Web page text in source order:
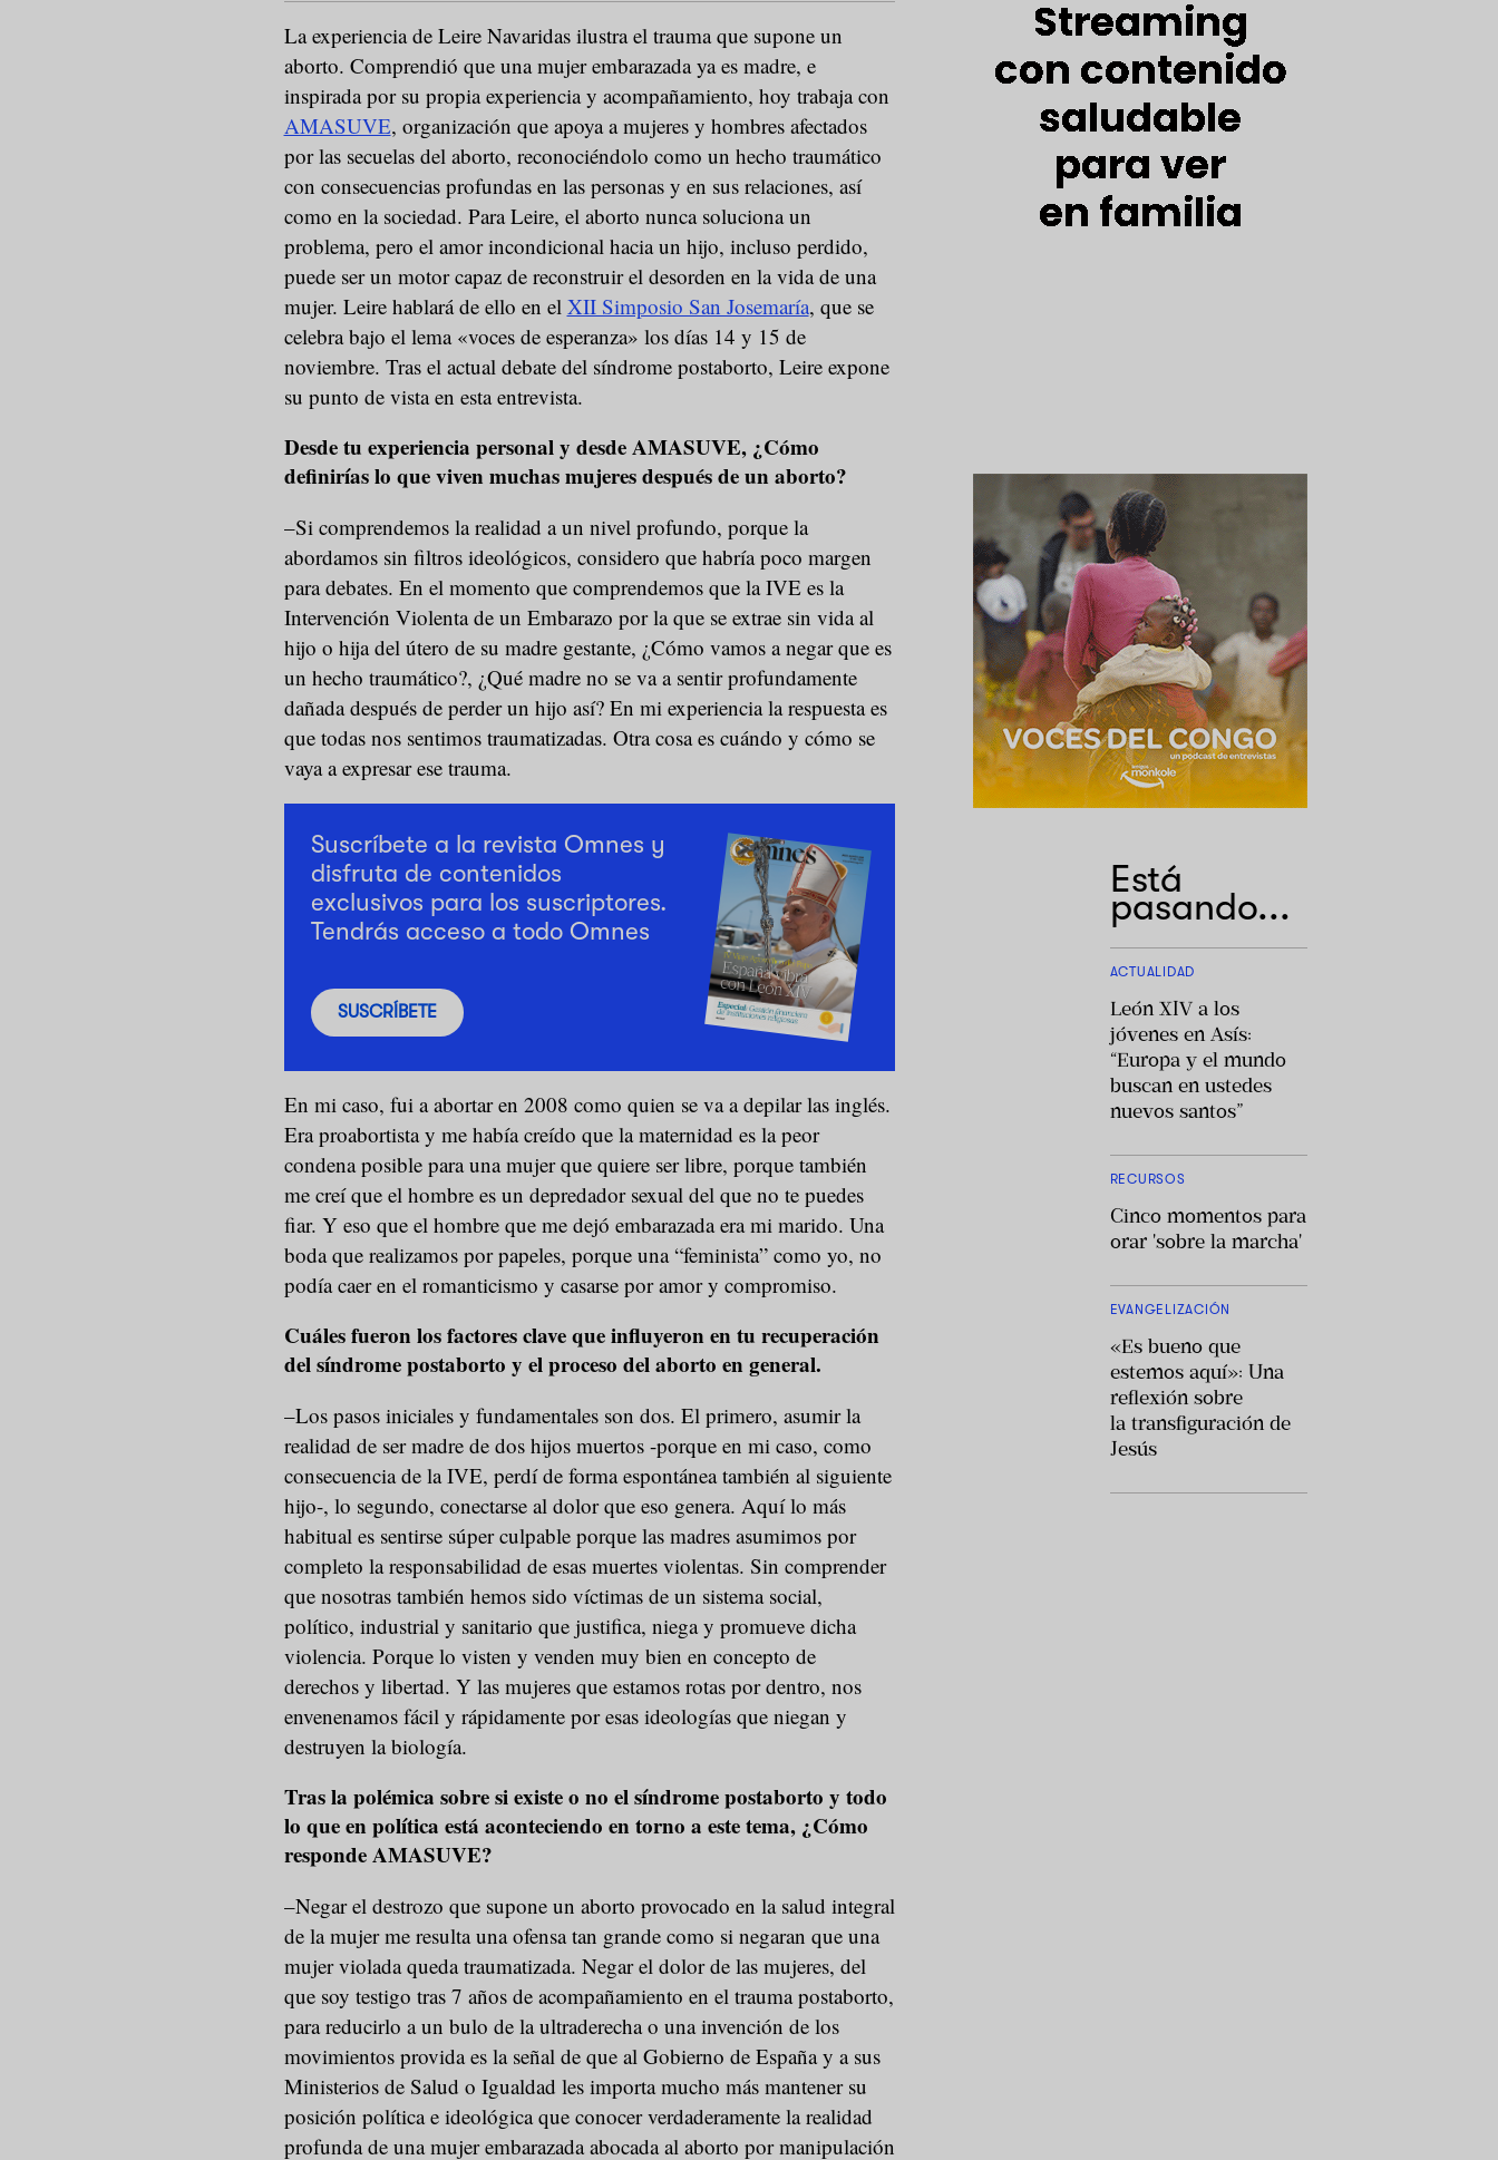
La experiencia de Leire Navaridas ilustra el trauma que supone un
aborto. Comprendió que una mujer embarazada ya es madre, e
inspirada por su propia experiencia y acompañamiento, hoy trabaja con
AMASUVE, organización que apoya a mujeres y hombres afectados
por las secuelas del aborto, reconociéndolo como un hecho traumático
con consecuencias profundas en las personas y en sus relaciones, así
como en la sociedad. Para Leire, el aborto nunca soluciona un
problema, pero el amor incondicional hacia un hijo, incluso perdido,
puede ser un motor capaz de reconstruir el desorden en la vida de una
mujer. Leire hablará de ello en el XII Simposio San Josemaría, que se
celebra bajo el lema «voces de esperanza» los días 14 y 15 de
noviembre. Tras el actual debate del síndrome postaborto, Leire expone
su punto de vista en esta entrevista.
Desde tu experiencia personal y desde AMASUVE, ¿Cómo
definirías lo que viven muchas mujeres después de un aborto?
–Si comprendemos la realidad a un nivel profundo, porque la
abordamos sin filtros ideológicos, considero que habría poco margen
para debates. En el momento que comprendemos que la IVE es la
Intervención Violenta de un Embarazo por la que se extrae sin vida al
hijo o hija del útero de su madre gestante, ¿Cómo vamos a negar que es
un hecho traumático?, ¿Qué madre no se va a sentir profundamente
dañada después de perder un hijo así? En mi experiencia la respuesta es
que todas nos sentimos traumatizadas. Otra cosa es cuándo y cómo se
vaya a expresar ese trauma.
Suscríbete a la revista Omnes y
disfruta de contenidos
exclusivos para los suscriptores.
Tendrás acceso a todo Omnes
SUSCRÍBETE
En mi caso, fui a abortar en 2008 como quien se va a depilar las inglés.
Era proabortista y me había creído que la maternidad es la peor
condena posible para una mujer que quiere ser libre, porque también
me creí que el hombre es un depredador sexual del que no te puedes
fiar. Y eso que el hombre que me dejó embarazada era mi marido. Una
boda que realizamos por papeles, porque una “feminista” como yo, no
podía caer en el romanticismo y casarse por amor y compromiso.
Cuáles fueron los factores clave que influyeron en tu recuperación
del síndrome postaborto y el proceso del aborto en general.
–Los pasos iniciales y fundamentales son dos. El primero, asumir la
realidad de ser madre de dos hijos muertos -porque en mi caso, como
consecuencia de la IVE, perdí de forma espontánea también al siguiente
hijo-, lo segundo, conectarse al dolor que eso genera. Aquí lo más
habitual es sentirse súper culpable porque las madres asumimos por
completo la responsabilidad de esas muertes violentas. Sin comprender
que nosotras también hemos sido víctimas de un sistema social,
político, industrial y sanitario que justifica, niega y promueve dicha
violencia. Porque lo visten y venden muy bien en concepto de
derechos y libertad. Y las mujeres que estamos rotas por dentro, nos
envenenamos fácil y rápidamente por esas ideologías que niegan y
destruyen la biología.
Tras la polémica sobre si existe o no el síndrome postaborto y todo
lo que en política está aconteciendo en torno a este tema, ¿Cómo
responde AMASUVE?
–Negar el destrozo que supone un aborto provocado en la salud integral
de la mujer me resulta una ofensa tan grande como si negaran que una
mujer violada queda traumatizada. Negar el dolor de las mujeres, del
que soy testigo tras 7 años de acompañamiento en el trauma postaborto,
para reducirlo a un bulo de la ultraderecha o una invención de los
movimientos provida es la señal de que al Gobierno de España y a sus
Ministerios de Salud o Igualdad les importa mucho más mantener su
posición política e ideológica que conocer verdaderamente la realidad
profunda de una mujer embarazada abocada al aborto por manipulación
Está
pasando...
ACTUALIDAD
León XIV a los
jóvenes en Asís:
“Europa y el mundo
buscan en ustedes
nuevos santos”
RECURSOS
Cinco momentos para
orar 'sobre la marcha'
EVANGELIZACIÓN
«Es bueno que
estemos aquí»: Una
reflexión sobre
la transfiguración de
Jesús